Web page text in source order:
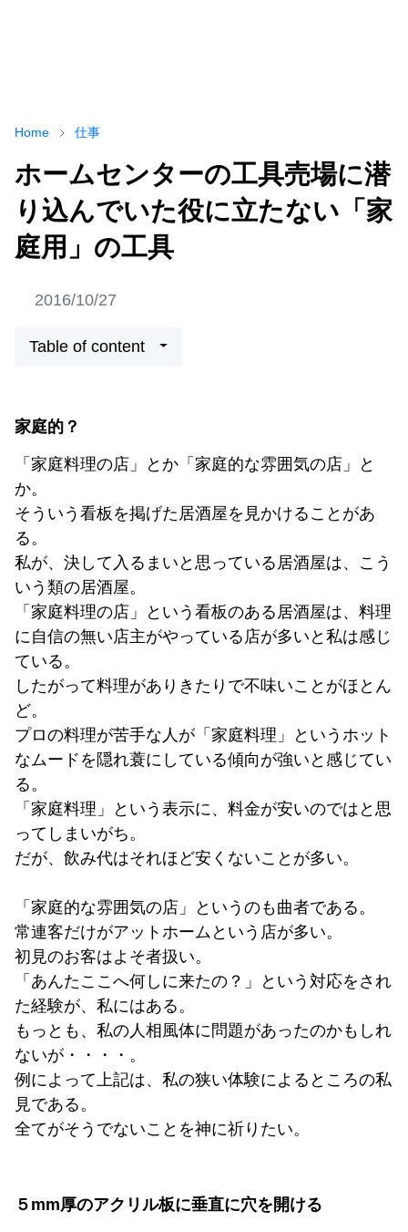
Home 仕事
ホームセンターの工具売場に潜
り込んでいた役に立たない「家
庭用」の工具
2016/10/27
Table of content
家庭的？
「家庭料理の店」とか「家庭的な雰囲気の店」と
か。
そういう看板を掲げた居酒屋を見かけることがあ
る。
私が、決して入るまいと思っている居酒屋は、こう
いう類の居酒屋。
「家庭料理の店」という看板のある居酒屋は、料理
に自信の無い店主がやっている店が多いと私は感じ
ている。
したがって料理がありきたりで不味いことがほとん
ど。
プロの料理が苦手な人が「家庭料理」というホット
なムードを隠れ蓑にしている傾向が強いと感じてい
る。
「家庭料理」という表示に、料金が安いのではと思
ってしまいがち。
だが、飲み代はそれほど安くないことが多い。
「家庭的な雰囲気の店」というのも曲者である。
常連客だけがアットホームという店が多い。
初見のお客はよそ者扱い。
「あんたここへ何しに来たの？」という対応をされ
た経験が、私にはある。
もっとも、私の人相風体に問題があったのかもしれ
ないが・・・・。
例によって上記は、私の狭い体験によるところの私
見である。
全てがそうでないことを神に祈りたい。
５mm厚のアクリル板に垂直に穴を開ける